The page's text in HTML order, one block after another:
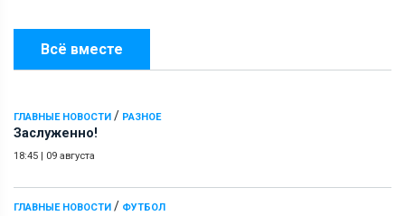
Всё вместе
ГЛАВНЫЕ НОВОСТИ / РАЗНОЕ
Заслуженно!
18:45 | 09 августа
ГЛАВНЫЕ НОВОСТИ / ФУТБОЛ